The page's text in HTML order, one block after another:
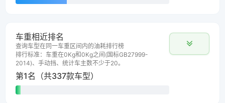
车重相近排名
查询车型在同一车重区间内的油耗排行榜
排行标准：车重在0Kg和0Kg之间(国标GB27999-
2014)、手动挡、统计车主数不少于20。
第1名（共337款车型）